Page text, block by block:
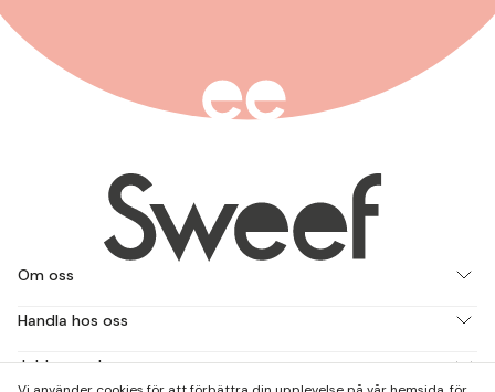
Om oss
Handla hos oss
Jobba med oss